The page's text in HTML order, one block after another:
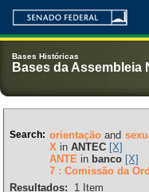
Bases Históricas
Bases da Assembleia
Search: orientaçãoand
Xin ANTEC [X]
ANTEin banco [X]
7 : Comissão da
Resultados:
1Item